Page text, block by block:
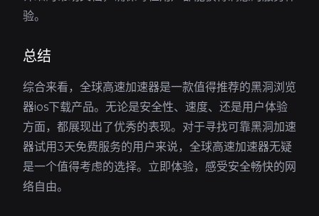
验。
总结
综合来看，全球高速加速器是一款值得推荐的黑洞浏览
器ios下载产品。无论是安全性、速度、还是用户体验
方面，都展现出了优秀的表现。对于寻找可靠黑洞加速
器试用3天免费服务的用户来说，全球高速加速器无疑
是一个值得考虑的选择。立即体验，感受安全畅快的网
络自由。